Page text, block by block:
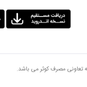
تعاونی مصرف کوثر می باشد.